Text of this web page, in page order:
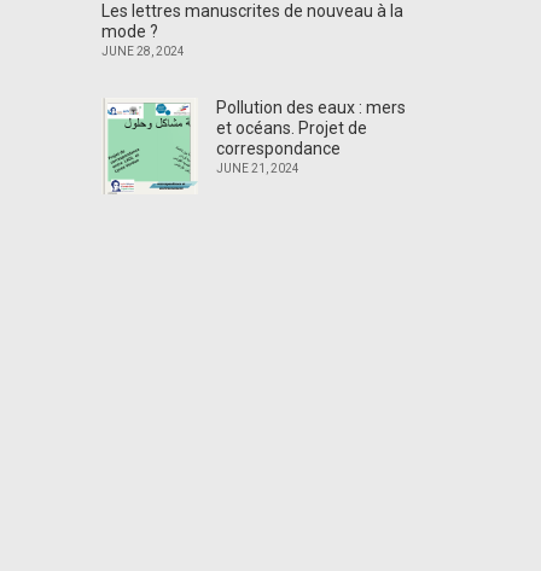
Les lettres manuscrites de nouveau à la
mode ?
JUNE 28, 2024
Pollution des eaux : mers
et océans. Projet de
correspondance
JUNE 21, 2024